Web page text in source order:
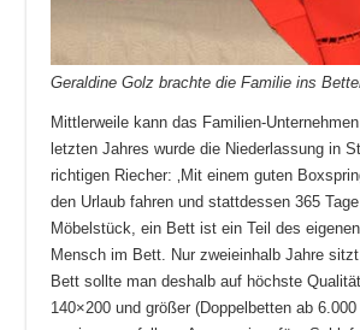
Geraldine Golz brachte die Familie ins
Mittlerweile kann das Familien-
letzten Jahres wurde die Niederlassung in
richtigen Riecher: ‚Mit einem guten
den Urlaub fahren und stattdessen 365
Möbelstück, ein Bett ist ein Teil des
Mensch im Bett. Nur zweieinhalb Jahre
Bett sollte man deshalb auf höchste
140×200 und größer (Doppelbetten ab